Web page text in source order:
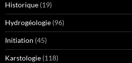
Historique (19)
Hydrogéologie (96)
Initiation (45)
Karstologie (118)